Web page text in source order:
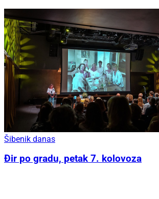
Šibenik danas
Đir po gradu, petak 7. kolovoza